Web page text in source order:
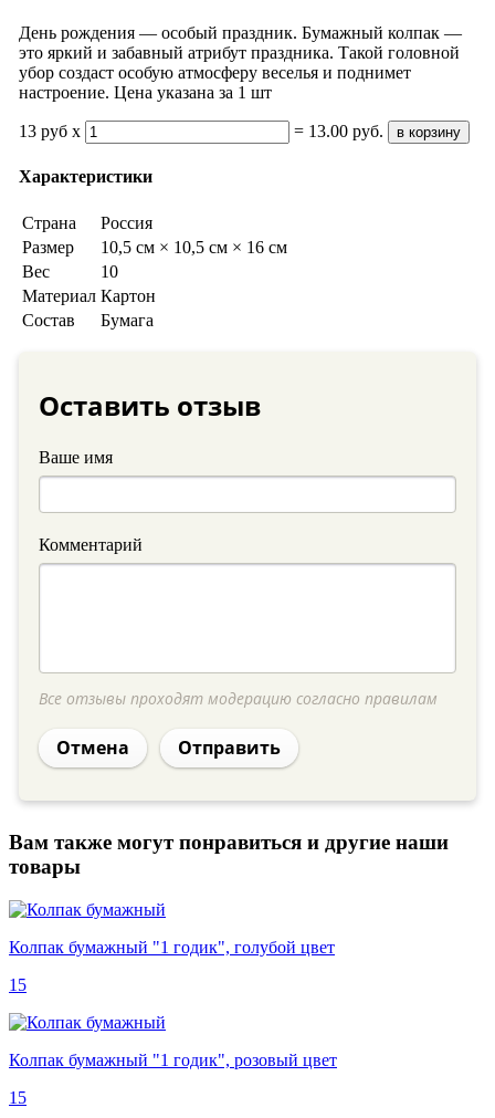
День рождения — особый праздник. Бумажный колпак —
это яркий и забавный атрибут праздника. Такой головной
убор создаст особую атмосферу веселья и поднимет
настроение. Цена указана за 1 шт
13 руб x = 13.00руб. в корзину
Характеристики
Страна
Россия
Размер
10,5 см × 10,5 см × 16 см
Вес
10
Материал Картон
Состав
Бумага
Оставить отзыв
Ваше имя
Комментарий
Все отзывы проходят модерацию согласно правилам
Отмена Отправить
Вам также могут понравиться и другие наши
товары
Колпак бумажный "1 годик", голубой цвет
15
Колпак бумажный "1 годик", розовый цвет
15